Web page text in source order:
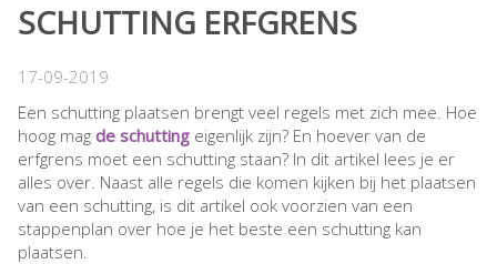
SCHUTTING ERFGRENS
17-09-2019
Een schutting plaatsen brengt veel regels met zich mee. Hoe
hoog mag de schutting eigenlijk zijn? En hoever van de
erfgrens moet een schutting staan? In dit artikel lees je er
alles over. Naast alle regels die komen kijken bij het plaatsen
van een schutting, is dit artikel ook voorzien van een
stappenplan over hoe je het beste een schutting kan
plaatsen.